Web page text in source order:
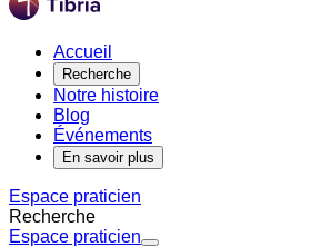
Accueil
Recherche
Notre histoire
Blog
Événements
En savoir plus
Espace praticien
Recherche
Espace praticien